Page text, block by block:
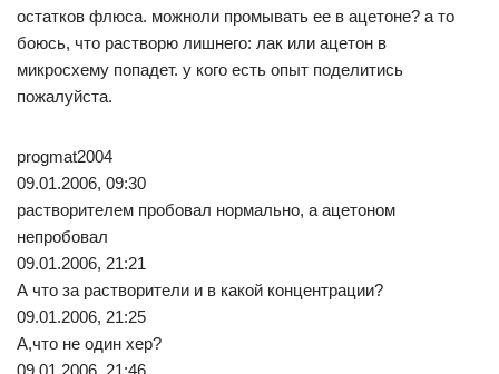
остатков флюса. можноли промывать ее в ацетоне? а то
боюсь, что растворю лишнего: лак или ацетон в
микросхему попадет. у кого есть опыт поделитись
пожалуйста.
progmat2004
09.01.2006, 09:30
растворителем пробовал нормально, а ацетоном
непробовал
09.01.2006, 21:21
А что за растворители и в какой концентрации?
09.01.2006, 21:25
А,что не один хер?
09.01.2006, 21:46